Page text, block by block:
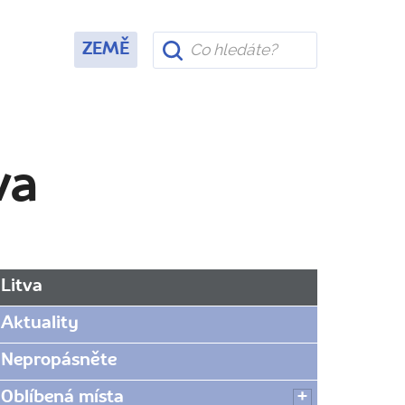
ZEMĚ
Litva
Aktuality
Nepropásněte
Oblíbená místa